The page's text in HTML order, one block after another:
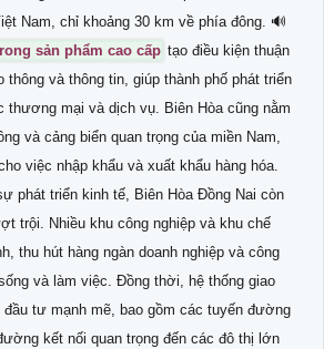
Nam, chỉ khoảng 30 km về phía đông. 🔊
sản phẩm cao cấp tạo điều kiện thuận
thông và thông tin, giúp thành phố phát triển
thương mại và dịch vụ. Biên Hòa cũng nằm
và cảng biển quan trọng của miền Nam,
việc nhập khẩu và xuất khẩu hàng hóa.
phát triển kinh tế, Biên Hòa Đồng Nai còn
trội. Nhiều khu công nghiệp và khu chế
thu hút hàng ngàn doanh nghiệp và công
và làm việc. Đồng thời, hệ thống giao
tư mạnh mẽ, bao gồm các tuyến đường
kết nối quan trọng đến các đô thị lớn